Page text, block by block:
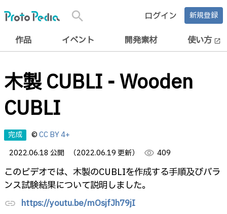
search ログイン 新規登録
作品 イベント 開発素材 使い方 open_in_new
木製 CUBLI - Wooden
CUBLI
完成 ©CC BY 4+
2022.06.18 公開
（2022.06.19 更新） visibility 409
このビデオでは、木製のCUBLIを作成する手順及びバラ
ンス試験結果について説明しました。
link https://youtu.be/mOsjfJh79jI